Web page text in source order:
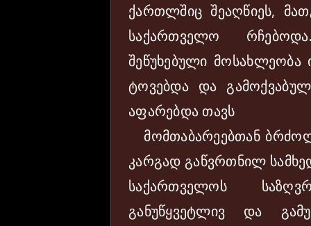
ქართლშიც შეაღწიეს,
საქართველო
შეწუხებული
ტოვებდა და
აფარებდა თავს
მომთაბარეებთან
კარგად გაწვრთნილ
საქართველოს
განუწყვეტლივ და